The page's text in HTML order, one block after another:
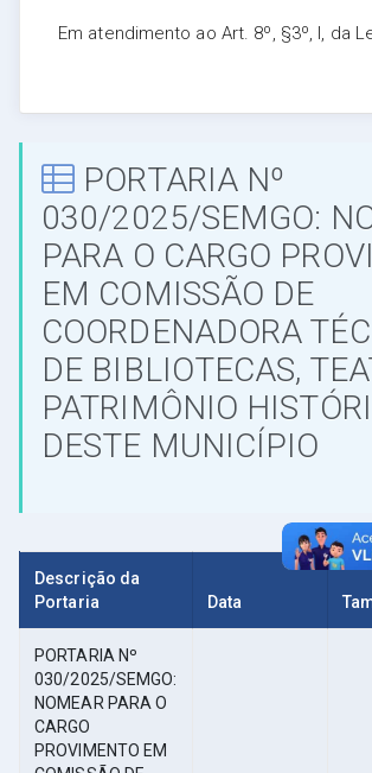
Em atendimento ao Art. 8º, §3º, I, da
PORTARIA Nº
030/2025/SEMGO:
PARA O CARGO
EM COMISSÃO DE
COORDENADORA
DE BIBLIOTECAS,
PATRIMÔNIO
DESTE MUNICÍPIO
Descrição da
Portaria
Data
PORTARIA Nº
030/2025/SEMGO:
NOMEAR PARA O
CARGO
PROVIMENTO EM